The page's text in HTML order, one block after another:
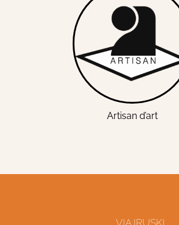
Artisan d’art
VIA IRUSKI